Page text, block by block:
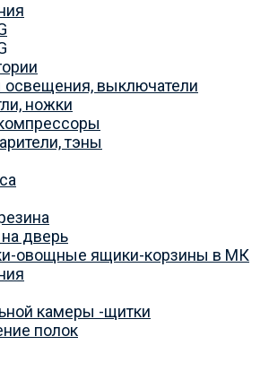
выключатели
ножки
тэны
дверь
овощные ящики-корзины в МК
камеры -щитки
полок